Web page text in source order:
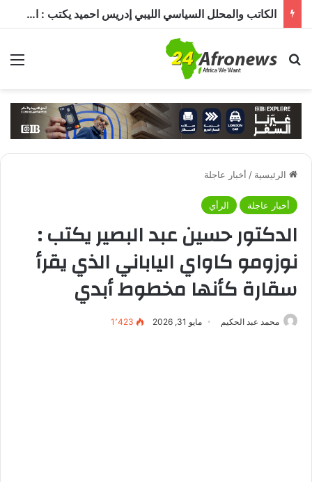
بحث عن
الرئيسية / أخبار عاجلة
أخبار عاجلة الرأي
الدكتور حسين عبد البصير يكتب :
نوزومو كاواي الياباني الذي يقرأ
سقارة كأنها مخطوط أبدي
محمد عبد الحكيم مايو 31, 2026 1٬423